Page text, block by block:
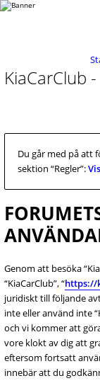
KiaCarClub
Du går med på att
sektion “Regler”:
Genom att besöka
“KiaCarClub”, “https://
juridiskt till följande
inte eller använd inte
och vi kommer att
vore klokt av dig att
eftersom fortsatt
innebär att du